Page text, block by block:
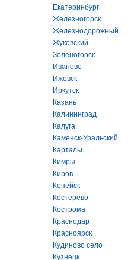
Екатеринбург
Железногорск
Железнодорожный
Жуковский
Зеленогорск
Иваново
Ижевск
Иркутск
Казань
Калининград
Калуга
Каменск-Уральский
Карталы
Кимры
Киров
Копейск
Костерёво
Кострома
Краснодар
Красноярск
Кудиново село
Кузнецк